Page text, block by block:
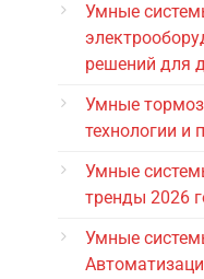
Умные
решений для
Умные
технологии и
Умные
тренды 2026
Умные